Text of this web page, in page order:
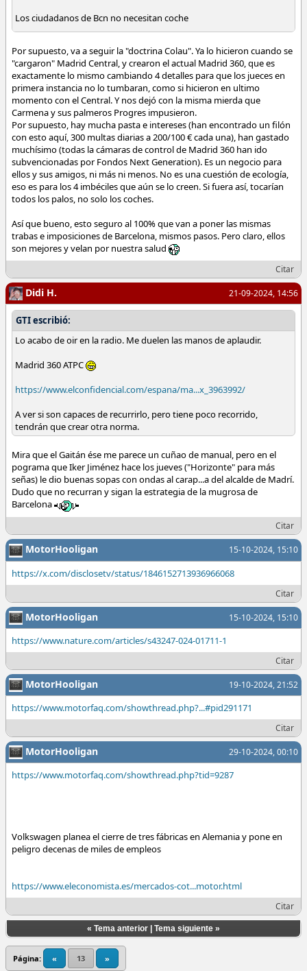
Los ciudadanos de Bcn no necesitan coche
¿Segarro amego?
P.D: Hay que cobrar las ayudas
https://planderecuperacion.gob.es/notici...s-europeos
https://sede.mitma.gob.es/SEDE_ELECTRONI...icion_zbe/
muy sostenible
https://www.20minutos.es/noticia/5204706...entos-url/
Por supuesto, va a seguir la "doctrina Colau". Ya lo hicieron cuando se
"cargaron" Madrid Central, y crearon el actual Madrid 360, que es
exactamente lo mismo cambiando 4 detalles para que los jueces en
primera instancia no lo tumbaran, como si hicieron en ultimo
momento con el Central. Y nos dejó con la misma mierda que
Carmena y sus palmeros Progres impusieron.
Por supuesto, hay mucha pasta e intereses (han encontrado un filón
con esto aquí, 300 multas diarias a 200/100 € cada una), han gastado
muchísimo (todas la cámaras de control de Madrid 360 han ido
subvencionadas por Fondos Next Generation). Es un negocio para
ellos y sus amigos, ni más ni menos. No es una cuestión de ecología,
eso es para los 4 imbéciles que aún se lo creen. Si fuera así, tocarían
todos los palos, no solo los coches.
Así que bueno, esto seguro al 100% que van a poner las mismas
trabas e imposiciones de Barcelona, mismos pasos. Pero claro, ellos
son mejores y velan por nuestra salud
Citar
21-09-2024, 14:56
Didi H.
GTI escribió:
Lo acabo de oir en la radio. Me duelen las manos de aplaudir.
Madrid 360 ATPC
https://www.elconfidencial.com/espana/ma...x_3963992/
A ver si son capaces de recurrirlo, pero tiene poco recorrido,
tendrán que crear otra norma.
Mira que el Gaitán ése me parece un cuñao de manual, pero en el
pograma que Iker Jiménez hace los jueves ("Horizonte" para más
señas) le dio buenas sopas con ondas al carap...a del alcalde de Madrí.
Dudo que no recurran y sigan la estrategia de la mugrosa de
Barcelona
Citar
15-10-2024, 15:10
MotorHooligan
https://x.com/disclosetv/status/1846152713936966068
Citar
15-10-2024, 15:10
MotorHooligan
https://www.nature.com/articles/s43247-024-01711-1
Citar
19-10-2024, 21:52
MotorHooligan
https://www.motorfaq.com/showthread.php?...#pid291171
Citar
29-10-2024, 00:10
MotorHooligan
https://www.motorfaq.com/showthread.php?tid=9287
Volkswagen planea el cierre de tres fábricas en Alemania y pone en
peligro decenas de miles de empleos
https://www.eleconomista.es/mercados-cot...motor.html
Citar
« Tema anterior Tema siguiente »
Página: « 13 »